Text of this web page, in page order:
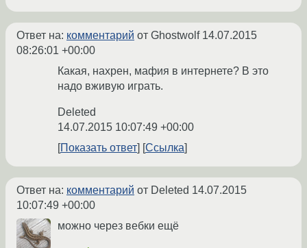
Ответ на: комментарий от Ghostwolf 14.07.2015
08:26:01 +00:00
Какая, нахрен, мафия в интернете? В это
надо вживую играть.
Deleted
14.07.2015 10:07:49 +00:00
Показать ответ
Ссылка
Ответ на: комментарий от Deleted 14.07.2015
10:07:49 +00:00
можно через вебки ещё